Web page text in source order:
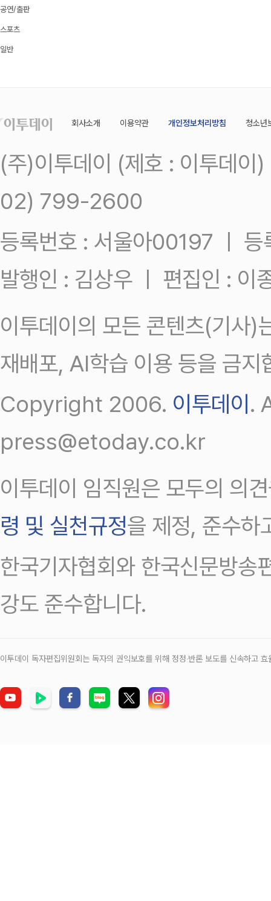
공연/출판
스포츠
일반
회사소개 이용약관 개인정보처리방침 청소년
(주)이투데이 (제호 : 이투데
02) 799-2600
등록번호 : 서울아00197 ㅣ
발행인 : 김상우 ㅣ 편집인 : 이
이투데이의 모든 콘텐츠(기사)
재배포, AI학습 이용 등을 금지
Copyright 2006. 이투데이 .
press@etoday.co.kr
이투데이 임직원은 모두의 의
령 및 실천규정을 제정, 준수하
한국기자협회와 한국신문방송
강도 준수합니다.
이투데이 독자편집위원회는 독자의 권익보호를 위해 정정‧반론 보도를 신속하고